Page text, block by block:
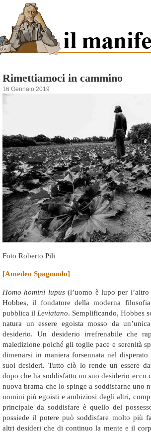
Rimettiamoci in cammino
16 Gennaio 2019
Foto Roberto Pili
[Amedeo Spagnuolo]
Homo homini lupus(l’uomo è lupo per
Hobbes, il fondatore della moderna
pubblica il Leviatano. Semplificando, Hobbes
natura un essere egoista mosso da
desiderio. Un desiderio irrefrenabile che
maledizione poiché gli toglie pace e serenità
dimenarsi in maniera forsennata nel
suoi desideri. Tutto ciò lo rende un essere
dopo che ha soddisfatto un suo desiderio ecco
nuova brama che lo spinge a soddisfarne uno
uomini più egoisti e ambiziosi degli altri,
principale da soddisfare è quello del
possiede il potere può soddisfare molto più
altri desideri che di continuo la mente e il